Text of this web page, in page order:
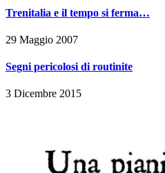
Trenitalia e il tempo si ferma…
29 Maggio 2007
Segni pericolosi di routinite
3 Dicembre 2015